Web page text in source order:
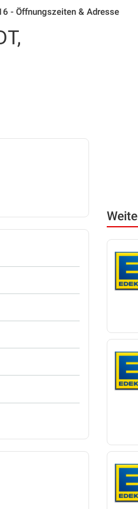
- Öffnungszeiten & Adresse